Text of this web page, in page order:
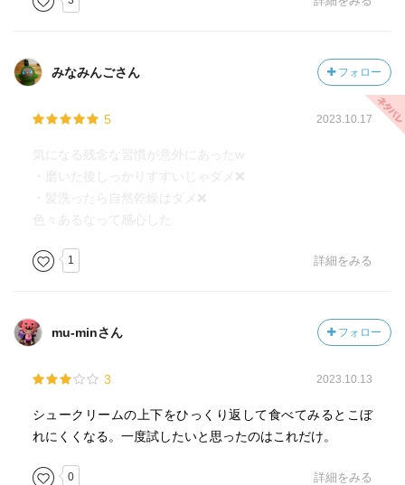
みなみんごさん フォロー
5 2023.10.17
気になる残念な習慣が意外にあったw
・磨いた後しっかりすすいじゃダメ❌
・髪洗ったら自然乾燥はダメ❌
色々あるなって感心した
1 詳細をみる
mu-minさん フォロー
3 2023.10.13
シュークリームの上下をひっくり返して食べてみるとこぼ
れにくくなる。一度試したいと思ったのはこれだけ。
0 詳細をみる